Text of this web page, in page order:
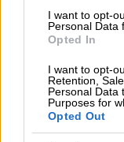
I want to opt-
Personal Data
Opted In
I want to opt-
Retention,
Personal Data
Purposes for
Opted Out
Ελλάδα|
Τι
κορονοϊού:
Κανένας